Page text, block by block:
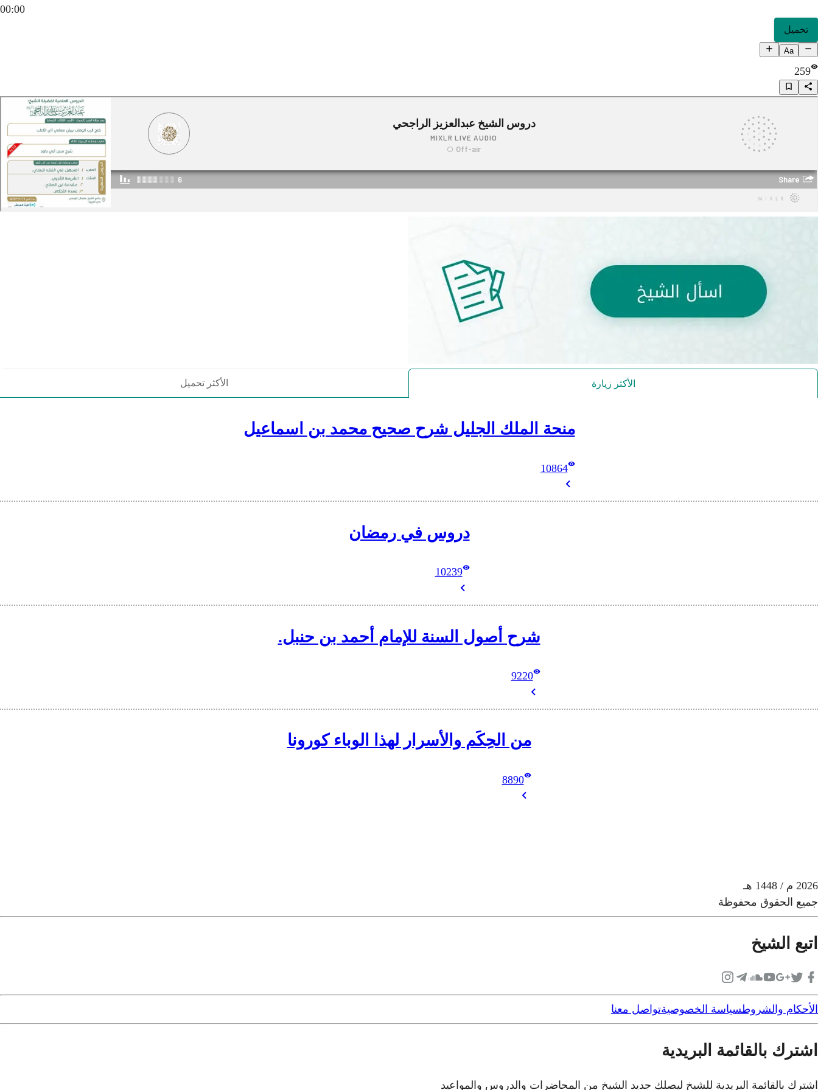
00:00
تحميل
Aa
259
الأكثر زيارة الأكثر تحميل
منحة الملك الجليل شرح صحيح محمد بن اسماعيل
10864
دروس في رمضان
10239
شرح أصول السنة للإمام أحمد بن حنبل.
9220
من الحِكَم والأسرار لهذا الوباء كورونا
8890
2026 م / 1448 هـ
جميع الحقوق محفوظة
اتبع الشيخ
الأحكام والشروطسياسة الخصوصيةتواصل معنا
اشترك بالقائمة البريدية
اشترك بالقائمة البريدية للشيخ ليصلك جديد الشيخ من المحاضرات والدروس والمواعيد